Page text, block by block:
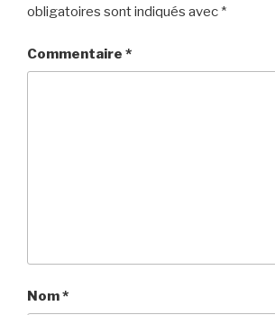
obligatoires sont indiqués avec *
Commentaire *
Nom*